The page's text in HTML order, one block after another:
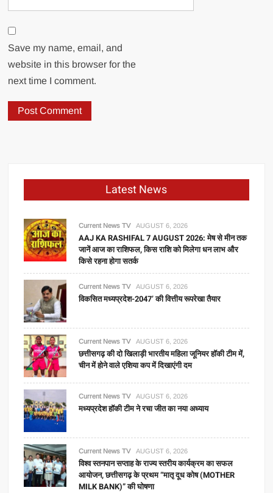
Save my name, email, and
website in this browser for the
next time I comment.
Latest News
Current News TV AUGUST 6, 2026
AAJ KA RASHIFAL 7 AUGUST 2026: मेष से मीन तक
जानें आज का राशिफल, किस राशि को मिलेगा धन लाभ और
किसे रहना होगा सतर्क
Current News TV AUGUST 6, 2026
विकसित मध्यप्रदेश-2047’ की वित्तीय रूपरेखा तैयार
Current News TV AUGUST 6, 2026
छत्तीसगढ़ की दो खिलाड़ी भारतीय महिला जूनियर हॉकी टीम में,
चीन में होने वाले एशिया कप में दिखाएंगी दम
Current News TV AUGUST 6, 2026
मध्यप्रदेश हॉकी टीम ने रचा जीत का नया अध्याय
Current News TV AUGUST 6, 2026
विश्व स्तनपान सप्ताह के राज्य स्तरीय कार्यक्रम का सफल
आयोजन, छत्तीसगढ़ के प्रथम “मातृ दूध कोष (MOTHER
MILK BANK)” की घोषणा